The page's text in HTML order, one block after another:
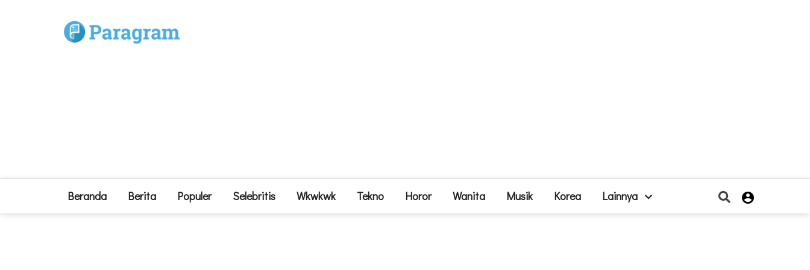
Beranda Berita Populer Selebritis Wkwkwk Tekno Horor Wanita Musik Korea Lainnya 